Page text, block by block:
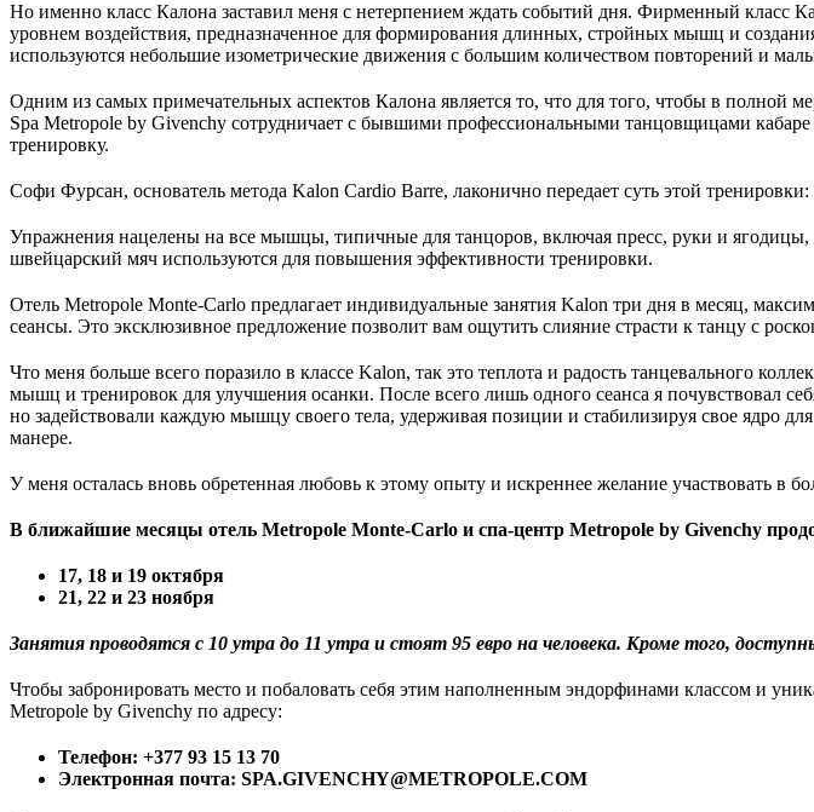
Но именно класс Калона заставил меня с нетерпением ждать событий дня. Фирменный класс
уровнем воздействия, предназначенное для формирования длинных, стройных мышц и
используются небольшие изометрические движения с большим количеством повторений и
Одним из самых примечательных аспектов Калона является то, что для того, чтобы в полной
Spa Metropole by Givenchy сотрудничает с бывшими профессиональными танцовщицами
тренировку.
Софи Фурсан, основатель метода Kalon Cardio Barre, лаконично передает суть этой
Упражнения нацелены на все мышцы, типичные для танцоров, включая пресс, руки и
швейцарский мяч используются для повышения эффективности тренировки.
Отель Metropole Monte-Carlo предлагает индивидуальные занятия Kalon три дня в месяц,
сеансы. Это эксклюзивное предложение позволит вам ощутить слияние страсти к танцу с
Что меня больше всего поразило в классе Kalon, так это теплота и радость танцевального
мышц и тренировок для улучшения осанки. После всего лишь одного сеанса я почувствовал
но задействовали каждую мышцу своего тела, удерживая позиции и стабилизируя свое ядро
манере.
У меня осталась вновь обретенная любовь к этому опыту и искреннее желание участвовать
В ближайшие месяцы отель Metropole Monte-Carlo и спа-центр Metropole by Givenchy
17, 18 и 19 октября
21, 22 и 23 ноября
Занятия проводятся с 10 утра до 11 утра и стоят 95 евро на человека. Кроме того,
Чтобы забронировать место и побаловать себя этим наполненным эндорфинами классом и
Metropole by Givenchy по адресу:
Телефон: +377 93 15 13 70
Электронная почта: SPA.GIVENCHY@METROPOLE.COM